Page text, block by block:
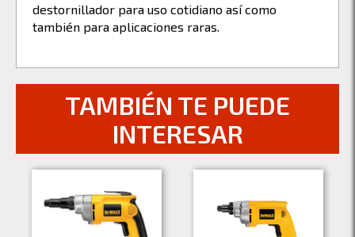
destornillador para uso cotidiano así como
también para aplicaciones raras.
TAMBIÉN TE PUEDE
INTERESAR